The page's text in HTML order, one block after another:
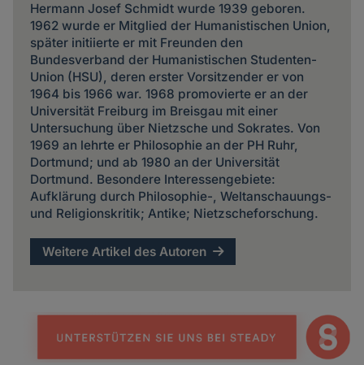
Hermann Josef Schmidt wurde 1939 geboren.
1962 wurde er Mitglied der Humanistischen Union,
später initiierte er mit Freunden den
Bundesverband der Humanistischen Studenten-
Union (HSU), deren erster Vorsitzender er von
1964 bis 1966 war. 1968 promovierte er an der
Universität Freiburg im Breisgau mit einer
Untersuchung über Nietzsche und Sokrates. Von
1969 an lehrte er Philosophie an der PH Ruhr,
Dortmund; und ab 1980 an der Universität
Dortmund. Besondere Interessengebiete:
Aufklärung durch Philosophie-, Weltanschauungs-
und Religionskritik; Antike; Nietzscheforschung.
Weitere Artikel des Autoren